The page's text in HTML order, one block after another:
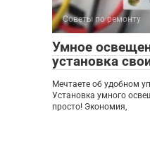
Советы по ремонту
Умное
установка
Мечтаете об удобном
Установка умного
просто! Экономия,